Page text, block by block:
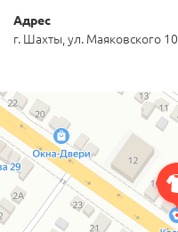
Адрес
г. Шахты, ул. Маяковского 10